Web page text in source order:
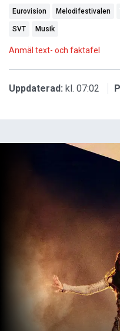
Eurovision Melodifestivalen
SVT Musik
Anmäl text- och faktafel
Uppdaterad: kl. 07:02